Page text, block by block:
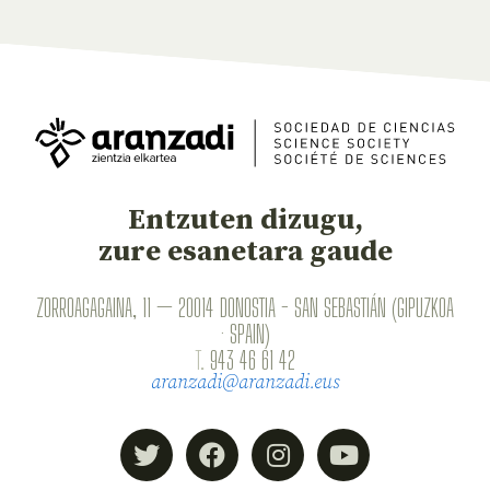
Entzuten dizugu,
zure esanetara gaude
ZORROAGAGAINA, 11 — 20014 DONOSTIA - SAN SEBASTIÁN (GIPUZKOA
· SPAIN)
T. 943 46 61 42
aranzadi@aranzadi.eus